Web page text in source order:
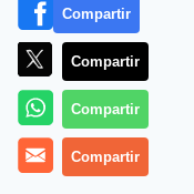
Compartir
Compartir
Compartir
Compartir